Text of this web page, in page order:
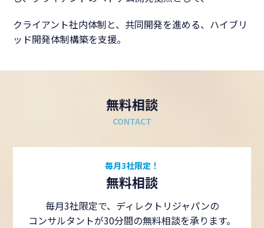
クライアント社内体制と、共同開発を進める、ハイブリ
ッド開発体制構築を支援。
無料相談
CONTACT
毎月3社限定！
無料相談
毎月3社限定で、ディレクトリジャパンの
コンサルタントが30分間の無料相談を承ります。